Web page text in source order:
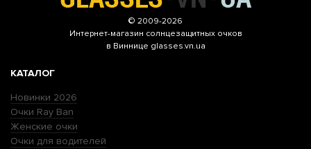
© 2009-2026
Интернет-магазин солнцезащитных очков
в Виннице glasses.vn.ua
КАТАЛОГ
Новинки 2026
Очки Ray Ban
Женские очки
Очки для водителей